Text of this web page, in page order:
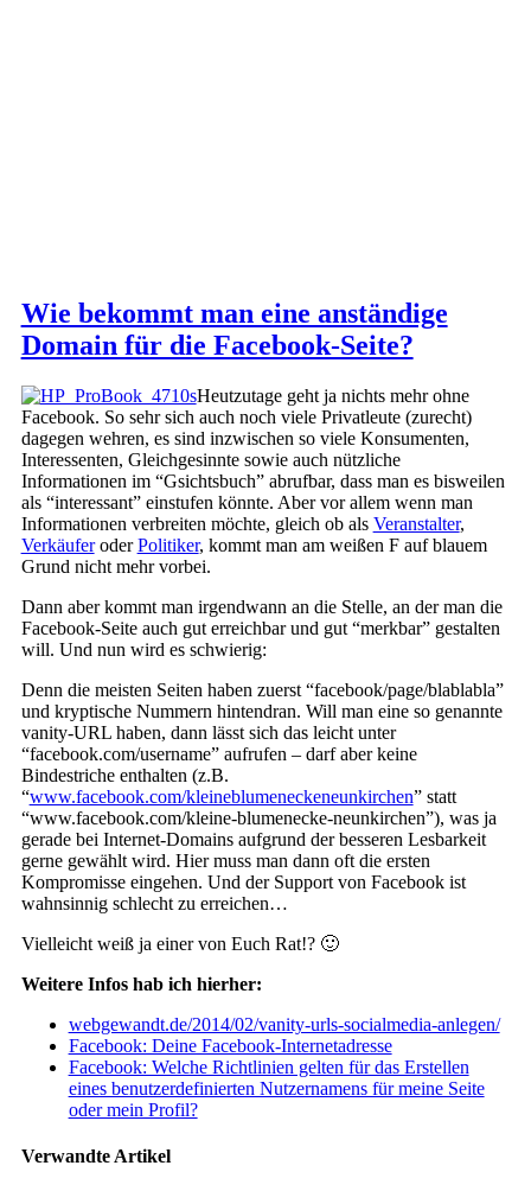
Wie bekommt man eine anständige
Domain für die Facebook-Seite?
Heutzutage geht ja nichts mehr ohne
Facebook. So sehr sich auch noch viele Privatleute (zurecht)
dagegen wehren, es sind inzwischen so viele Konsumenten,
Interessenten, Gleichgesinnte sowie auch nützliche
Informationen im “Gsichtsbuch” abrufbar, dass man es bisweilen
als “interessant” einstufen könnte. Aber vor allem wenn man
Informationen verbreiten möchte, gleich ob als Veranstalter,
VerkäuferoderPolitiker, kommt man am weißen F auf blauem
Grund nicht mehr vorbei.
Dann aber kommt man irgendwann an die Stelle, an der man die
Facebook-Seite auch gut erreichbar und gut “merkbar” gestalten
will. Und nun wird es schwierig:
Denn die meisten Seiten haben zuerst “facebook/page/blablabla”
und kryptische Nummern hintendran. Will man eine so genannte
vanity-URL haben, dann lässt sich das leicht unter
“facebook.com/username” aufrufen – darf aber keine
Bindestriche enthalten (z.B.
“www.facebook.com/kleineblumeneckeneunkirchen” statt
“www.facebook.com/kleine-blumenecke-neunkirchen”), was ja
gerade bei Internet-Domains aufgrund der besseren Lesbarkeit
gerne gewählt wird. Hier muss man dann oft die ersten
Kompromisse eingehen. Und der Support von Facebook ist
wahnsinnig schlecht zu erreichen…
Vielleicht weiß ja einer von Euch Rat!? 🙂
Weitere Infos hab ich hierher:
webgewandt.de/2014/02/vanity-urls-socialmedia-anlegen/
Facebook: Deine Facebook-Internetadresse
Facebook: Welche Richtlinien gelten für das Erstellen
eines benutzerdefinierten Nutzernamens für meine Seite
oder mein Profil?
Verwandte Artikel